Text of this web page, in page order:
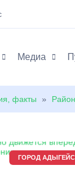
Медиа
факты »
ГОРОД